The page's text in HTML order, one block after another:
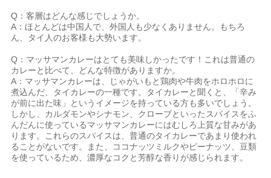
Q：客層はどんな感じでしょうか。
A：ほとんどは中国人で、外国人も少なくありません。もちろ
ん、タイ人のお客様も大勢います。
Q：マッサマンカレーはとても美味しかったです！これは普通の
カレーと比べて、どんな特徴がありますか。
A：マッサマンカレーは、じゃがいもと鶏肉や牛肉をホロホロに
煮込んだ、タイカレーの一種です。タイカレーと聞くと、「辛み
が前に出た味」というイメージを持っている方も多いでしょう。
しかし、カルダモンやシナモン、クローブといったスパイスをふ
んだんに使っているマッサマンカレーにはむしろ上質な甘みがあ
ります。これらのスパイスは、普通のタイカレーであまり使われ
ることがないです。また、ココナッツミルクやピーナッツ、豆類
を使っているため、濃厚なコクと芳醇な香りが感じられます。